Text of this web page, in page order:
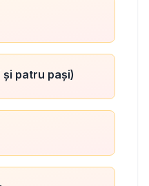
patru pași)